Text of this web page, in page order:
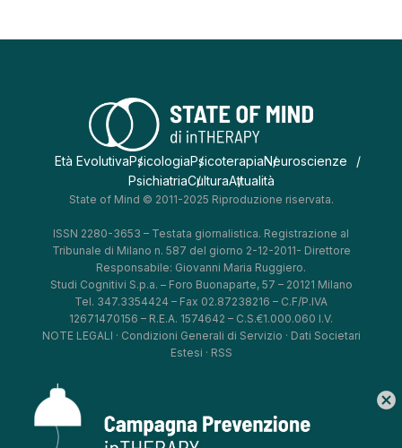
Età EvolutivaPsicologiaPsicoterapiaNeuroscienze
PsichiatriaCulturaAttualità
State of Mind © 2011-2025 Riproduzione riservata.
ISSN 2280-3653 – Testata giornalistica. Registrazione al
Tribunale di Milano n. 587 del giorno 2-12-2011- Direttore
Responsabile: Giovanni Maria Ruggiero.
Studi Cognitivi S.p.a. – Foro Buonaparte, 57 – 20121 Milano
Tel. 347.3354424 – Fax 02.87238216 – C.F/P.IVA
12671470156 – R.E.A. 1574642 – C.S.€1.000.060 I.V.
NOTE LEGALI · Condizioni Generali di Servizio · Dati Societari
Estesi · RSS
Aggiorna le tue preferenze–
** **
cancel